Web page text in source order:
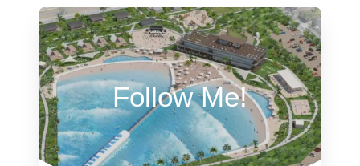
Follow Me!